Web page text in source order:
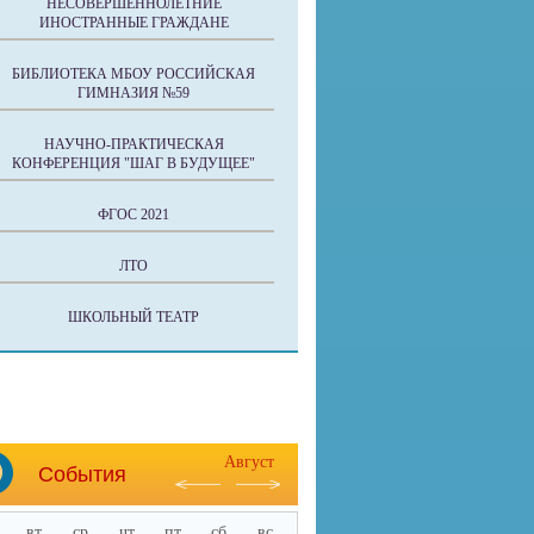
НЕСОВЕРШЕННОЛЕТНИЕ
ИНОСТРАННЫЕ ГРАЖДАНЕ
БИБЛИОТЕКА МБОУ РОССИЙСКАЯ
ГИМНАЗИЯ №59
НАУЧНО-ПРАКТИЧЕСКАЯ
КОНФЕРЕНЦИЯ "ШАГ В БУДУЩЕЕ"
ФГОС 2021
ЛТО
ШКОЛЬНЫЙ ТЕАТР
События
Август